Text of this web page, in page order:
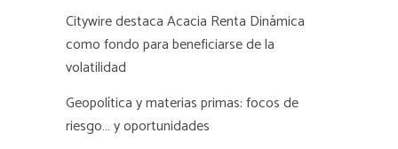
Citywire destaca Acacia Renta Dinámica
como fondo para beneficiarse de la
volatilidad
Geopolítica y materias primas: focos de
riesgo… y oportunidades